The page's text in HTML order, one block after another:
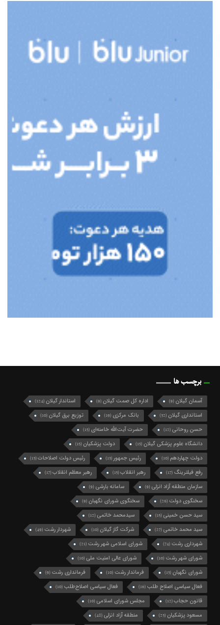
برچسب ها
آسمان گیلان (9) اداره کل صمت گیلان (9) استاندار گیلان (124)
استانداری گیلان (32) بانک مرکزی (19) توزیع برق گیلان (10)
حسن روحانی (12) حضرت آیت‌الله خامنه‌ای (15)
دانشگاه علوم پزشکی گیلان (15) دولت پزشکیان (15)
دولت چهاردهم (10) رئیس جمهور(13) رئیس دولت اصلاحات(13)
رفع فیلترینگ (17) رهبر انقلاب(15) رهبر معظم انقلاب(17)
سازمان منطقه آزاد انزلی (9) سامانه بارشی (9)
سخنگوی دولت (26) سخنگوی شورای نگهبان (9)
سید حسن خمینی (15) سیدمحمد خاتمی (12)
سید محمد خاتمی (27) شرکت گاز گیلان (10) شهردار رشت (49)
شهرداری رشت (74) شورای اسلامی شهر رشت (21)
شورای شهر رشت (10) شورای عالی امنیت ملی (10)
شورای نگهبان (13) فرماندار رشت (10) فرمانداری رشت (9)
فعال سیاسی اصلاح طلب (16) فعال سیاسی اصلاح‌طلب (10)
قانون حجاب(12) مجلس شورای اسلامی (10)
مسعود پزشکیان (23) منطقه آزاد انزلی (48)